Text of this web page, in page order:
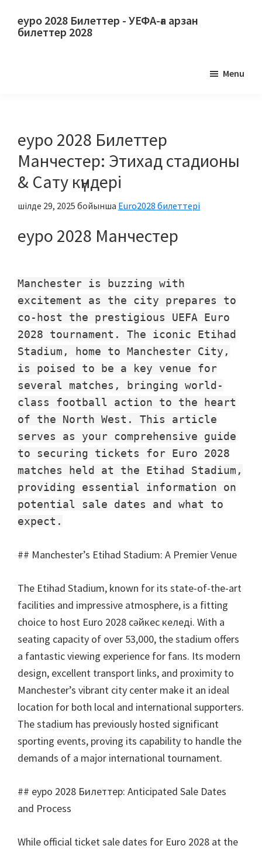
мазмұнға
бүйірлік
еуро 2028 Билеттер - УЕФА-ға арзан
билеттер 2028
Футболдан
Еуропа
чемпионатының
билеттері,
Уэмбли
Манчестер,
саябағы
Menu
еуро 2028 Билеттер
Манчестер: Этихад стадионы
& Сату күндері
шілде 29, 2025 бойынша Euro2028 билеттері
еуро 2028 Манчестер
Manchester is buzzing with
excitement as the city prepares to
co-host the prestigious UEFA Euro
2028 tournament. The iconic Etihad
Stadium, home to Manchester City,
is poised to be a key venue for
several matches, bringing world-
class football action to the heart
of the North West. This article
serves as your comprehensive guide
to securing tickets for Euro 2028
matches held at the Etihad Stadium,
providing essential information on
potential sale dates and what to
expect.
## Manchester’s Etihad Stadium: A Premier Venue
The Etihad Stadium, known for its state-of-the-art
facilities and impressive atmosphere, is a fitting
choice to host Euro 2028 сәйкес келеді. With a
seating capacity of over 53,000, the stadium offers
a fantastic viewing experience for fans. Its modern
design, excellent transport links, and proximity to
Manchester’s vibrant city center make it an ideal
location for both local and international supporters.
The stadium has previously hosted significant
sporting events, proving its capability to handle the
demands of a major international tournament.
## еуро 2028 Билеттер: Anticipated Sale Dates
and Process
While official ticket sale dates for Euro 2028 at the